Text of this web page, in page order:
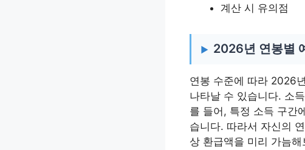
계산 시 유의점
2026년 연봉별
연봉 수준에 따라 2026
나타날 수 있습니다. 소
를 들어, 특정 소득 구간
습니다. 따라서 자신의
상 환급액을 미리 가늠